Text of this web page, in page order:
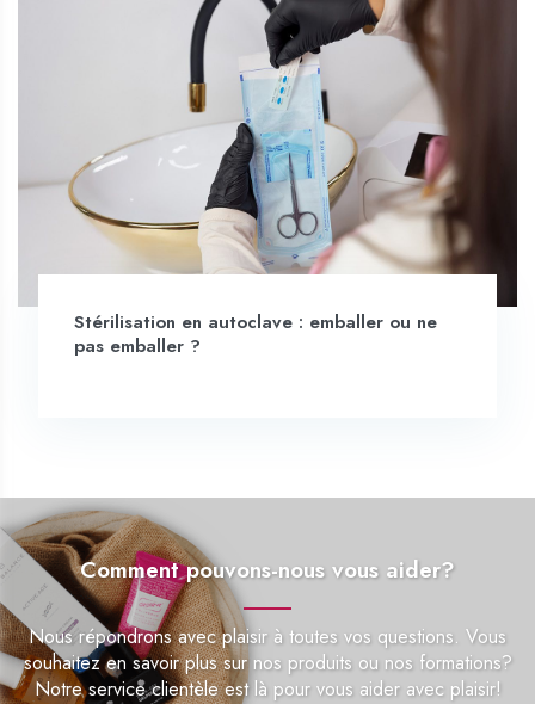
Stérilisation en autoclave : emballer ou ne
pas emballer ?
Comment pouvons-nous vous aider?
Nous répondrons avec plaisir à toutes vos questions. Vous
souhaitez en savoir plus sur nos produits ou nos formations?
Notre service clientèle est là pour vous aider avec plaisir!